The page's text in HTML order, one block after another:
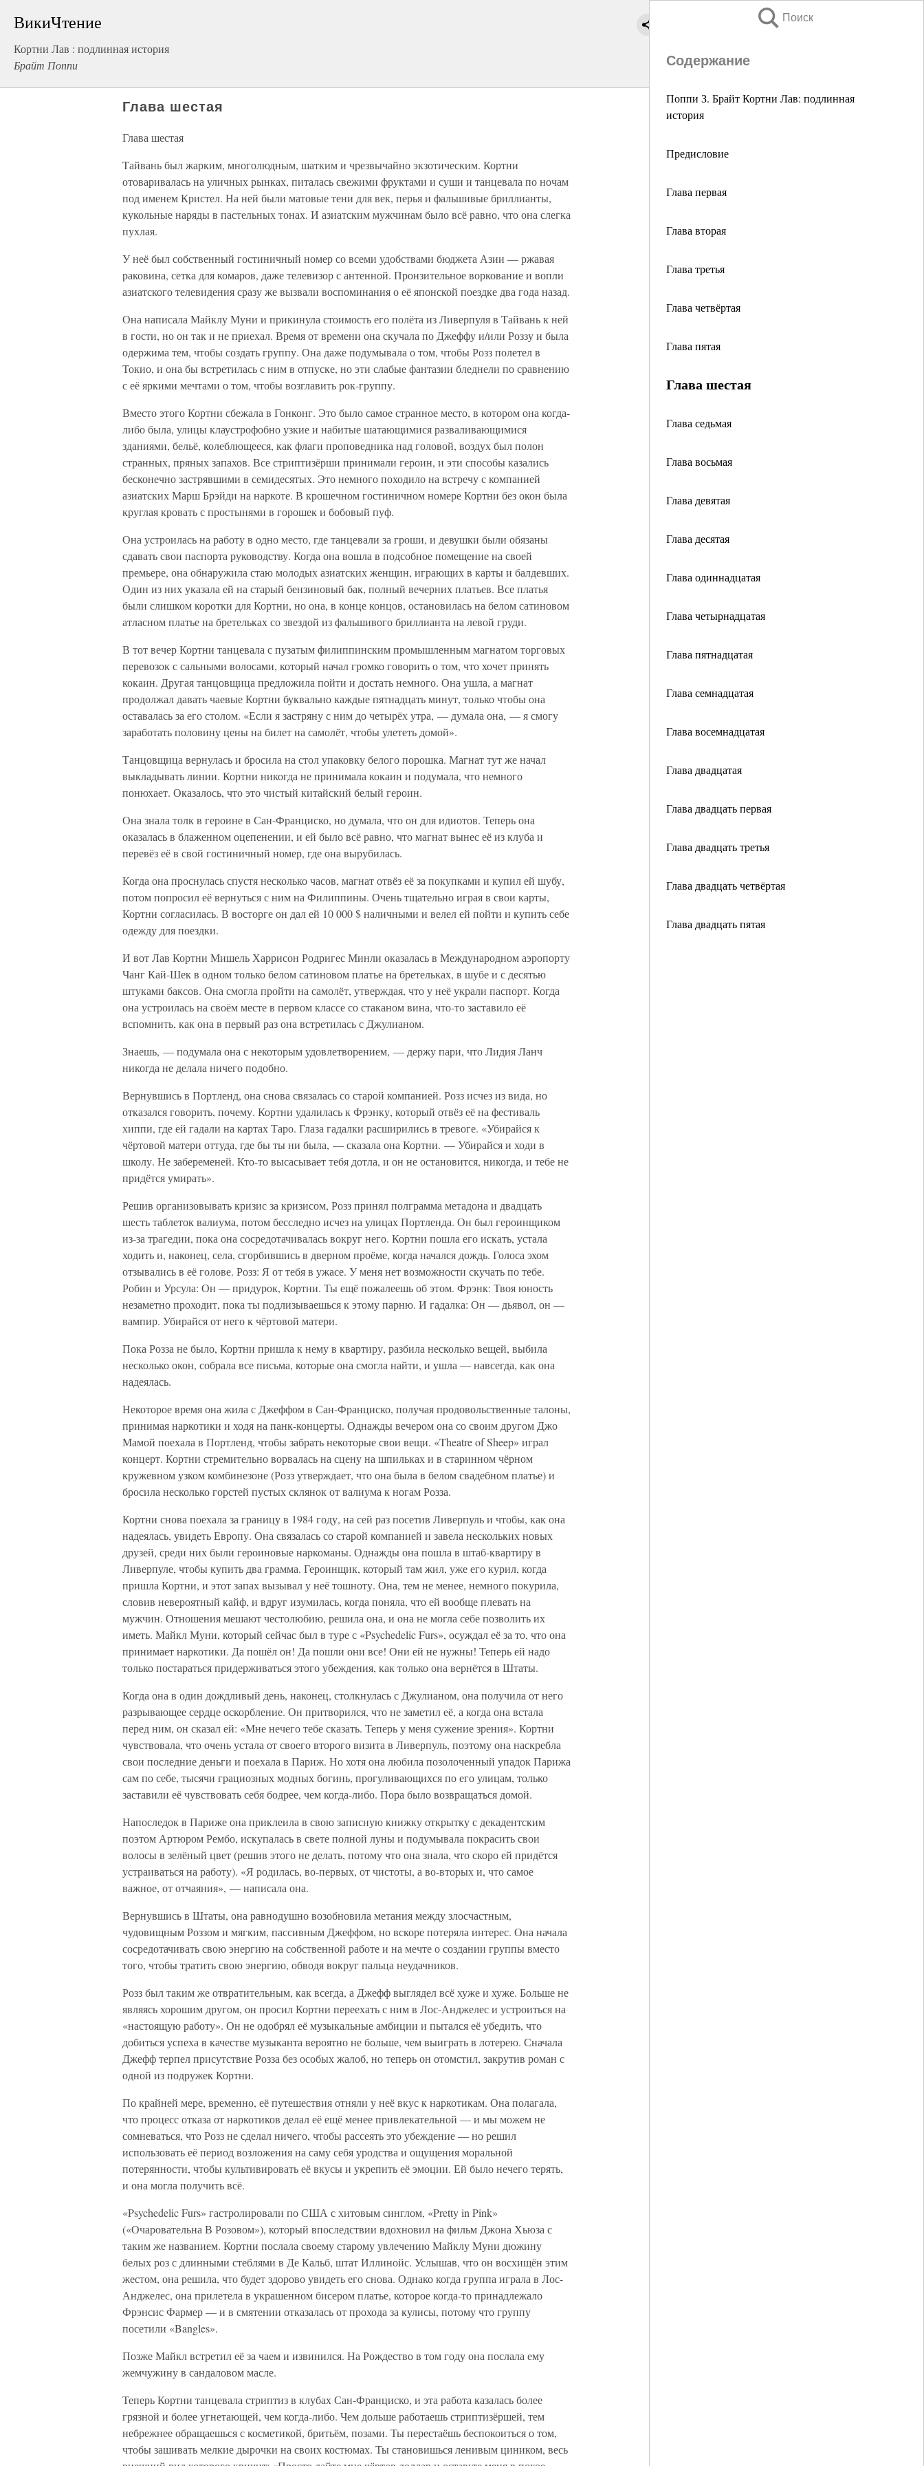
ВикиЧтение
Кортни Лав : подлинная история
Брайт Поппи
Поиск
Содержание
Поппи З. Брайт Кортни Лав: подлинная
история
Предисловие
Глава первая
Глава вторая
Глава третья
Глава четвёртая
Глава пятая
Глава шестая
Глава седьмая
Глава восьмая
Глава девятая
Глава десятая
Глава одиннадцатая
Глава четырнадцатая
Глава пятнадцатая
Глава семнадцатая
Глава восемнадцатая
Глава двадцатая
Глава двадцать первая
Глава двадцать третья
Глава двадцать четвёртая
Глава двадцать пятая
Глава шестая
Глава шестая
Tайвань был жарким, многолюдным, шатким и чрезвычайно экзотическим. Кортни
отоваривалась на уличных рынках, питалась свежими фруктами и суши и танцевала по ночам
под именем Кристел. На ней были матовые тени для век, перья и фальшивые бриллианты,
кукольные наряды в пастельных тонах. И азиатским мужчинам было всё равно, что она слегка
пухлая.
У неё был собственный гостиничный номер со всеми удобствами бюджета Азии — ржавая
раковина, сетка для комаров, даже телевизор с антенной. Пронзительное воркование и вопли
азиатского телевидения сразу же вызвали воспоминания о её японской поездке два года назад.
Она написала Майклу Муни и прикинула стоимость его полёта из Ливерпуля в Tайвань к ней
в гости, но он так и не приехал. Время от времени она скучала по Джеффу и/или Роззу и была
одержима тем, чтобы создать группу. Она даже подумывала о том, чтобы Розз полетел в
Токио, и она бы встретилась с ним в отпуске, но эти слабые фантазии бледнели по сравнению
с её яркими мечтами о том, чтобы возглавить рок-группу.
Вместо этого Кортни сбежала в Гонконг. Это было самое странное место, в котором она когда-
либо была, улицы клаустрофобно узкие и набитые шатающимися разваливающимися
зданиями, бельё, колеблющееся, как флаги проповедника над головой, воздух был полон
странных, пряных запахов. Все стриптизёрши принимали героин, и эти способы казались
бесконечно застрявшими в семидесятых. Это немного походило на встречу с компанией
азиатских Марш Брэйди на наркоте. В крошечном гостиничном номере Кортни без окон была
круглая кровать с простынями в горошек и бобовый пуф.
Она устроилась на работу в одно место, где танцевали за гроши, и девушки были обязаны
сдавать свои паспорта руководству. Когда она вошла в подсобное помещение на своей
премьере, она обнаружила стаю молодых азиатских женщин, играющих в карты и балдевших.
Один из них указала ей на старый бензиновый бак, полный вечерних платьев. Все платья
были слишком коротки для Кортни, но она, в конце концов, остановилась на белом сатиновом
атласном платье на бретельках со звездой из фальшивого бриллианта на левой груди.
В тот вечер Кортни танцевала с пузатым филиппинским промышленным магнатом торговых
перевозок с сальными волосами, который начал громко говорить о том, что хочет принять
кокаин. Другая танцовщица предложила пойти и достать немного. Она ушла, а магнат
продолжал давать чаевые Кортни буквально каждые пятнадцать минут, только чтобы она
оставалась за его столом. «Если я застряну с ним до четырёх утра, — думала она, — я смогу
заработать половину цены на билет на самолёт, чтобы улететь домой».
Танцовщица вернулась и бросила на стол упаковку белого порошка. Магнат тут же начал
выкладывать линии. Кортни никогда не принимала кокаин и подумала, что немного
понюхает. Оказалось, что это чистый китайский белый героин.
Она знала толк в героине в Сан-Франциско, но думала, что он для идиотов. Теперь она
оказалась в блаженном оцепенении, и ей было всё равно, что магнат вынес её из клуба и
перевёз её в свой гостиничный номер, где она вырубилась.
Когда она проснулась спустя несколько часов, магнат отвёз её за покупками и купил ей шубу,
потом попросил её вернуться с ним на Филиппины. Очень тщательно играя в свои карты,
Кортни согласилась. В восторге он дал ей 10 000 $ наличными и велел ей пойти и купить себе
одежду для поездки.
И вот Лав Кортни Мишель Харрисон Родригес Минли оказалась в Международном аэропорту
Чанг Кай-Шек в одном только белом сатиновом платье на бретельках, в шубе и с десятью
штуками баксов. Она смогла пройти на самолёт, утверждая, что у неё украли паспорт. Когда
она устроилась на своём месте в первом классе со стаканом вина, что-то заставило её
вспомнить, как она в первый раз она встретилась с Джулианом.
Знаешь, — подумала она с некоторым удовлетворением, — держу пари, что Лидия Ланч
никогда не делала ничего подобно.
Вернувшись в Портленд, она снова связалась со старой компанией. Розз исчез из вида, но
отказался говорить, почему. Кортни удалилась к Фрэнку, который отвёз её на фестиваль
хиппи, где ей гадали на картах Таро. Глаза гадалки расширились в тревоге. «Убирайся к
чёртовой матери оттуда, где бы ты ни была, — сказала она Кортни. — Убирайся и ходи в
школу. Не забеременей. Кто-то высасывает тебя дотла, и он не остановится, никогда, и тебе не
придётся умирать».
Решив организовывать кризис за кризисом, Розз принял полграмма метадона и двадцать
шесть таблеток валиума, потом бесследно исчез на улицах Портленда. Он был героинщиком
из-за трагедии, пока она сосредотачивалась вокруг него. Кортни пошла его искать, устала
ходить и, наконец, села, сгорбившись в дверном проёме, когда начался дождь. Голоса эхом
отзывались в её голове. Розз: Я от тебя в ужасе. У меня нет возможности скучать по тебе.
Робин и Урсула: Он — придурок, Кортни. Ты ещё пожалеешь об этом. Фрэнк: Твоя юность
незаметно проходит, пока ты подлизываешься к этому парню. И гадалка: Он — дьявол, он —
вампир. Убирайся от него к чёртовой матери.
Пока Розза не было, Кортни пришла к нему в квартиру, разбила несколько вещей, выбила
несколько окон, собрала все письма, которые она смогла найти, и ушла — навсегда, как она
надеялась.
Некоторое время она жила с Джеффом в Сан-Франциско, получая продовольственные талоны,
принимая наркотики и ходя на панк-концерты. Однажды вечером она со своим другом Джо
Мамой поехала в Портленд, чтобы забрать некоторые свои вещи. «Theatre of Sheep» играл
концерт. Кортни стремительно ворвалась на сцену на шпильках и в старинном чёрном
кружевном узком комбинезоне (Розз утверждает, что она была в белом свадебном платье) и
бросила несколько горстей пустых склянок от валиума к ногам Розза.
Кортни снова поехала за границу в 1984 году, на сей раз посетив Ливерпуль и чтобы, как она
надеялась, увидеть Европу. Она связалась со старой компанией и завела нескольких новых
друзей, среди них были героиновые наркоманы. Однажды она пошла в штаб-квартиру в
Ливерпуле, чтобы купить два грамма. Героинщик, который там жил, уже его курил, когда
пришла Кортни, и этот запах вызывал у неё тошноту. Она, тем не менее, немного покурила,
словив невероятный кайф, и вдруг изумилась, когда поняла, что ей вообще плевать на
мужчин. Отношения мешают честолюбию, решила она, и она не могла себе позволить их
иметь. Майкл Муни, который сейчас был в туре с «Psychedelic Furs», осуждал её за то, что она
принимает наркотики. Да пошёл он! Да пошли они все! Они ей не нужны! Теперь ей надо
только постараться придерживаться этого убеждения, как только она вернётся в Штаты.
Когда она в один дождливый день, наконец, столкнулась с Джулианом, она получила от него
разрывающее сердце оскорбление. Он притворился, что не заметил её, а когда она встала
перед ним, он сказал ей: «Мне нечего тебе сказать. Теперь у меня сужение зрения». Кортни
чувствовала, что очень устала от своего второго визита в Ливерпуль, поэтому она наскребла
свои последние деньги и поехала в Париж. Но хотя она любила позолоченный упадок Парижа
сам по себе, тысячи грациозных модных богинь, прогуливающихся по его улицам, только
заставили её чувствовать себя бодрее, чем когда-либо. Пора было возвращаться домой.
Напоследок в Париже она приклеила в свою записную книжку открытку с декадентским
поэтом Артюром Рембо, искупалась в свете полной луны и подумывала покрасить свои
волосы в зелёный цвет (решив этого не делать, потому что она знала, что скоро ей придётся
устраиваться на работу). «Я родилась, во-первых, от чистоты, а во-вторых и, что самое
важное, от отчаяния», — написала она.
Вернувшись в Штаты, она равнодушно возобновила метания между злосчастным,
чудовищным Роззом и мягким, пассивным Джеффом, но вскоре потеряла интерес. Она начала
сосредотачивать свою энергию на собственной работе и на мечте о создании группы вместо
того, чтобы тратить свою энергию, обводя вокруг пальца неудачников.
Розз был таким же отвратительным, как всегда, а Джефф выглядел всё хуже и хуже. Больше не
являясь хорошим другом, он просил Кортни переехать с ним в Лос-Анджелес и устроиться на
«настоящую работу». Он не одобрял её музыкальные амбиции и пытался её убедить, что
добиться успеха в качестве музыканта вероятно не больше, чем выиграть в лотерею. Сначала
Джефф терпел присутствие Розза без особых жалоб, но теперь он отомстил, закрутив роман с
одной из подружек Кортни.
По крайней мере, временно, её путешествия отняли у неё вкус к наркотикам. Она полагала,
что процесс отказа от наркотиков делал её ещё менее привлекательной — и мы можем не
сомневаться, что Розз не сделал ничего, чтобы рассеять это убеждение — но решил
использовать её период возложения на саму себя уродства и ощущения моральной
потерянности, чтобы культивировать её вкусы и укрепить её эмоции. Ей было нечего терять,
и она могла получить всё.
«Psychedelic Furs» гастролировали по США с хитовым синглом, «Pretty in Pink»
(«Очаровательна В Розовом»), который впоследствии вдохновил на фильм Джона Хьюза с
таким же названием. Кортни послала своему старому увлечению Майклу Муни дюжину
белых роз с длинными стеблями в Де Кальб, штат Иллинойс. Услышав, что он восхищён этим
жестом, она решила, что будет здорово увидеть его снова. Однако когда группа играла в Лос-
Анджелес, она прилетела в украшенном бисером платье, которое когда-то принадлежало
Фрэнсис Фармер — и в смятении отказалась от прохода за кулисы, потому что группу
посетили «Bangles».
Позже Майкл встретил её за чаем и извинился. На Рождество в том году она послала ему
жемчужину в сандаловом масле.
Теперь Кортни танцевала стриптиз в клубах Сан-Франциско, и эта работа казалась более
грязной и более угнетающей, чем когда-либо. Чем дольше работаешь стриптизёршей, тем
небрежнее обращаешься с косметикой, бритьём, позами. Ты перестаёшь беспокоиться о том,
чтобы зашивать мелкие дырочки на своих костюмах. Ты становишься ленивым циником, весь